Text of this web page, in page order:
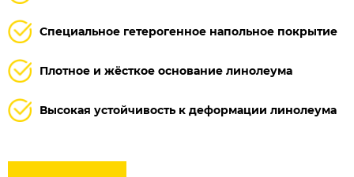
Специальное гетерогенное напольное покрытие
Плотное и жёсткое основание линолеума
Высокая устойчивость к деформации линолеума